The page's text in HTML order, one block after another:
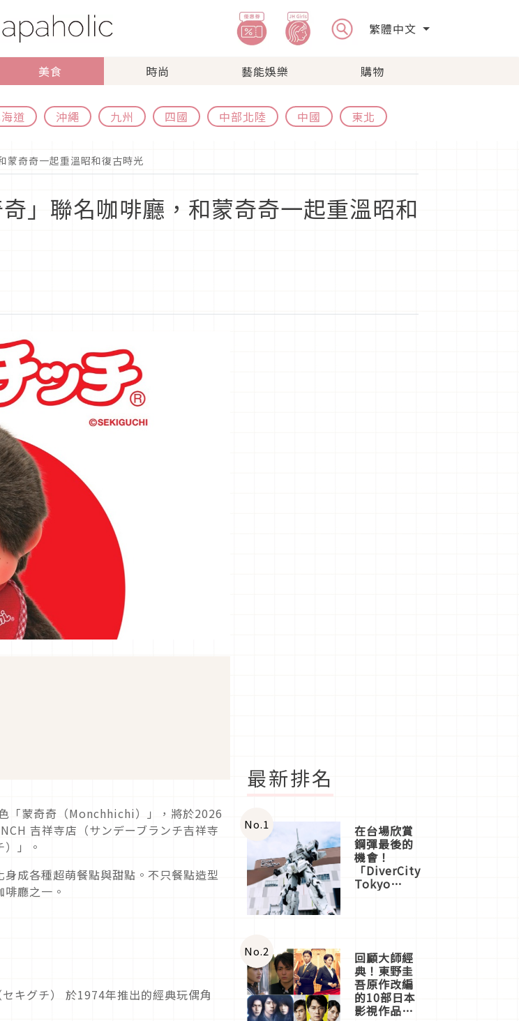
繁體中文
美食 時尚 藝能娛樂 購物
道 沖繩 九州 四國 中部北陸 中國 東北
蒙奇奇一起重溫昭和復古時光
」聯名咖啡廳，和蒙奇奇一起重溫昭和
「蒙奇奇（Monchhichi）」，將於2026
吉祥寺店（サンデーブランチ吉祥寺
」。
成各種超萌餐點與甜點。不只餐點造型
廳之一。
キグチ） 於1974年推出的經典玩偶角
最新排名
No.1 在台場欣賞
鋼彈最後的
機會！
「DiverCity
Tokyo
體驗
No.2 回顧大師經
典！東野圭
吾原作改編
的10部日本
影視作品推